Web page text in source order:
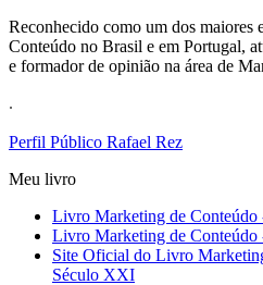
Reconhecido como um dos maiores
Conteúdo no Brasil e em Portugal,
e formador de opinião na área de
.
Perfil Público Rafael Rez
Meu livro
Livro Marketing de Conteúdo
Livro Marketing de Conteúdo
Site Oficial do Livro
Século XXI